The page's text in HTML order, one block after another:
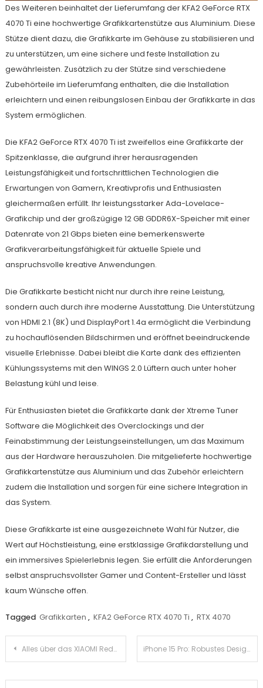
Des Weiteren beinhaltet der Lieferumfang der KFA2 GeForce RTX
4070 Ti eine hochwertige Grafikkartenstütze aus Aluminium. Diese
Stütze dient dazu, die Grafikkarte im Gehäuse zu stabilisieren und
zu unterstützen, um eine sichere und feste Installation zu
gewährleisten. Zusätzlich zu der Stütze sind verschiedene
Zubehörteile im Lieferumfang enthalten, die die Installation
erleichtern und einen reibungslosen Einbau der Grafikkarte in das
System ermöglichen.
Die KFA2 GeForce RTX 4070 Ti ist zweifellos eine Grafikkarte der
Spitzenklasse, die aufgrund ihrer herausragenden
Leistungsfähigkeit und fortschrittlichen Technologien die
Erwartungen von Gamern, Kreativprofis und Enthusiasten
gleichermaßen erfüllt. Ihr leistungsstarker Ada-Lovelace-
Grafikchip und der großzügige 12 GB GDDR6X-Speicher mit einer
Datenrate von 21 Gbps bieten eine bemerkenswerte
Grafikverarbeitungsfähigkeit für aktuelle Spiele und
anspruchsvolle kreative Anwendungen.
Die Grafikkarte besticht nicht nur durch ihre reine Leistung,
sondern auch durch ihre moderne Ausstattung. Die Unterstützung
von HDMI 2.1 (8K) und DisplayPort 1.4a ermöglicht die Verbindung
zu hochauflösenden Bildschirmen und eröffnet beeindruckende
visuelle Erlebnisse. Dabei bleibt die Karte dank des effizienten
Kühlungssystems mit den WINGS 2.0 Lüftern auch unter hoher
Belastung kühl und leise.
Für Enthusiasten bietet die Grafikkarte dank der Xtreme Tuner
Software die Möglichkeit des Overclockings und der
Feinabstimmung der Leistungseinstellungen, um das Maximum
aus der Hardware herauszuholen. Die mitgelieferte hochwertige
Grafikkartenstütze aus Aluminium und das Zubehör erleichtern
zudem die Installation und sorgen für eine sichere Integration in
das System.
Diese Grafikkarte ist eine ausgezeichnete Wahl für Nutzer, die
Wert auf Höchstleistung, eine erstklassige Grafikdarstellung und
ein immersives Spielerlebnis legen. Sie erfüllt die Anforderungen
selbst anspruchsvollster Gamer und Content-Ersteller und lässt
kaum Wünsche offen.
Tagged Grafikkarten , KFA2 GeForce RTX 4070 Ti , RTX 4070
Beitragsnavigation
Alles über das XIAOMI Redmi Pad SE: Ein umfassender Blick auf Funktionen und Nutzererfahrung iPhone 15 Pro: Robustes Design und hochwertige Verarbeitung mit Titan und Ceramic Shield